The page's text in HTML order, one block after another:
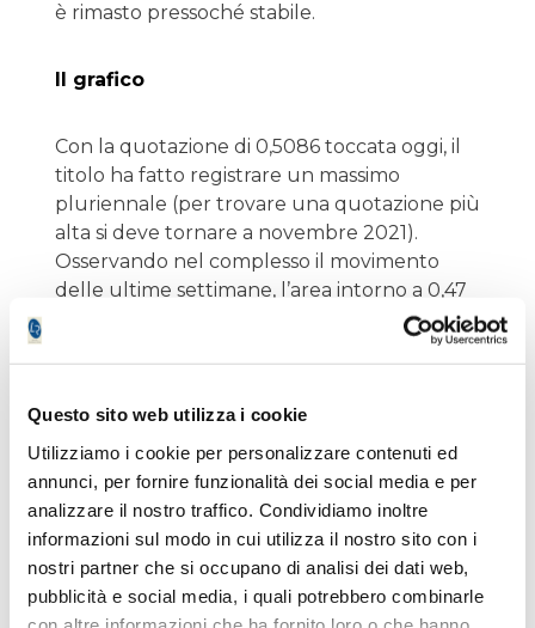
Questo sito web utilizza i cookie
Utilizziamo i cookie per personalizzare contenuti ed
annunci, per fornire funzionalità dei social media e per
analizzare il nostro traffico. Condividiamo inoltre
informazioni sul modo in cui utilizza il nostro sito con i
nostri partner che si occupano di analisi dei dati web,
pubblicità e social media, i quali potrebbero combinarle
è rimasto pressoché stabile.
Il grafico
Con la quotazione di 0,5086 toccata oggi, il
titolo ha fatto registrare un massimo
pluriennale (per trovare una quotazione più
alta si deve tornare a novembre 2021).
Osservando nel complesso il movimento
delle ultime settimane, l’area intorno a 0,47
pare essere diventata un supporto, che
corrisponde con il massimo toccato tra il 19
ha rotto con decisione una lateralizzazione
Che aggiungere ? Dito sul grilletto ...